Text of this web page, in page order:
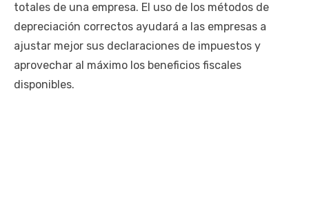
totales de una empresa. El uso de los métodos de
depreciación correctos ayudará a las empresas a
ajustar mejor sus declaraciones de impuestos y
aprovechar al máximo los beneficios fiscales
disponibles.